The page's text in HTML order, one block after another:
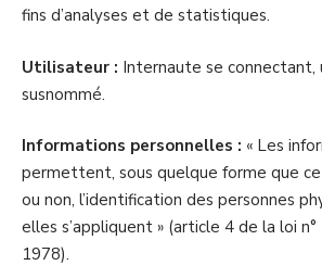
fins d’analyses et de statistiques.
Utilisateur : Internaute se
susnommé.
Informations personnelles : « Les
permettent, sous quelque forme que
ou non, l’identification des personnes
elles s’appliquent » (article 4 de la loi
1978).